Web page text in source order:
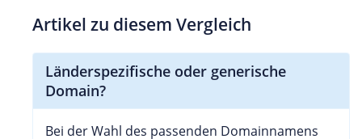
Artikel zu diesem Vergleich
Länderspezifische oder generische
Domain?
Bei der Wahl des passenden Domainnamens